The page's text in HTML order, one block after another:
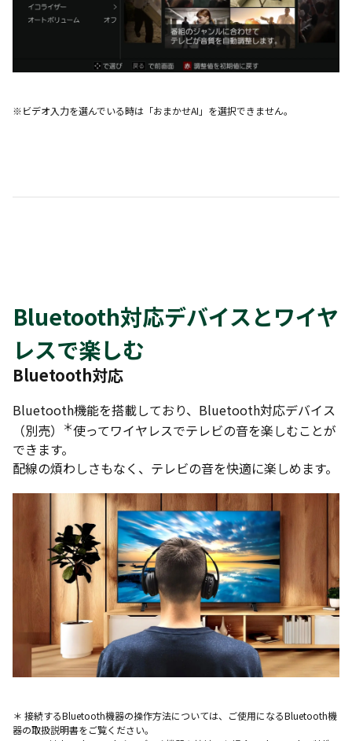
※ビデオ入力を選んでいる時は「おまかせAI」を選択できません。
Bluetooth対応デバイスとワイヤ
レスで楽しむ
Bluetooth対応
Bluetooth機能を搭載しており、Bluetooth対応デバイス
（別売）
＊使ってワイヤレスでテレビの音を楽しむことが
できます。
配線の煩わしさもなく、テレビの音を快適に楽しめます。
＊ 接続するBluetooth機器の操作方法については、ご使用になるBluetooth機
器の取扱説明書をご覧ください。